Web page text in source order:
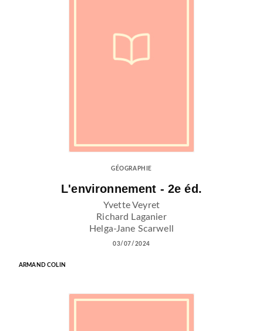
GÉOGRAPHIE
L'environnement - 2e éd.
Yvette Veyret
Richard Laganier
Helga-Jane Scarwell
03/07/2024
ARMAND COLIN